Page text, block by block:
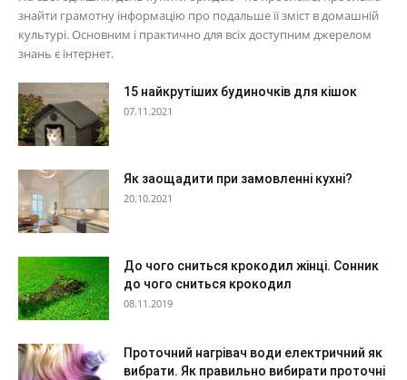
знайти грамотну інформацію про подальше її зміст в домашній
культурі. Основним і практично для всіх доступним джерелом
знань є інтернет.
15 найкрутіших будиночків для кішок
07.11.2021
Як заощадити при замовленні кухні?
20.10.2021
До чого сниться крокодил жінці. Сонник
до чого сниться крокодил
08.11.2019
Проточний нагрівач води електричний як
вибрати. Як правильно вибирати проточні